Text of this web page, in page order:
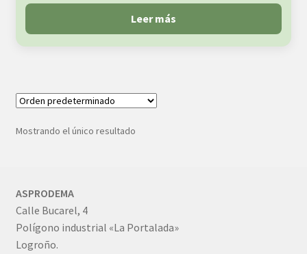
Leer más
Mostrando el único resultado
ASPRODEMA
Calle Bucarel, 4
Polígono industrial «La Portalada»
Logroño.